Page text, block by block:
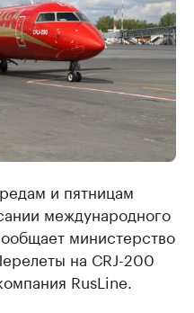
и пятницам
международного
министерство
на СRJ-200
RusLine.